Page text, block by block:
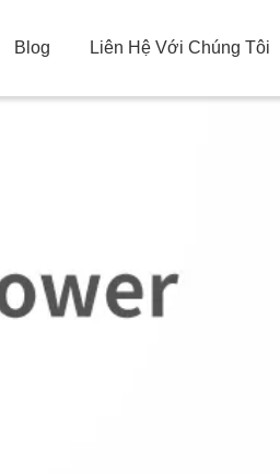
Blog Liên Hệ Với Chúng Tôi